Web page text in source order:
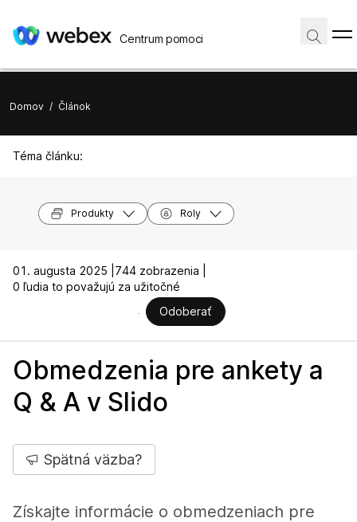
Centrum pomoci
Domov / Článok
Téma článku:
Produkty Roly
01. augusta 2025 | 744 zobrazenia |
0 ľudia to považujú za užitočné
Odoberať
Obmedzenia pre ankety a
Q & A v Slido
Spätná väzba?
Získajte informácie o obmedzeniach pre